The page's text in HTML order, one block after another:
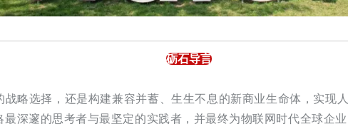
砺石导言
战略选择，还是构建兼容并蓄、生生不息的新商业生命体，实现
深邃的思考者与最坚定的实践者，并最终为物联网时代全球企业